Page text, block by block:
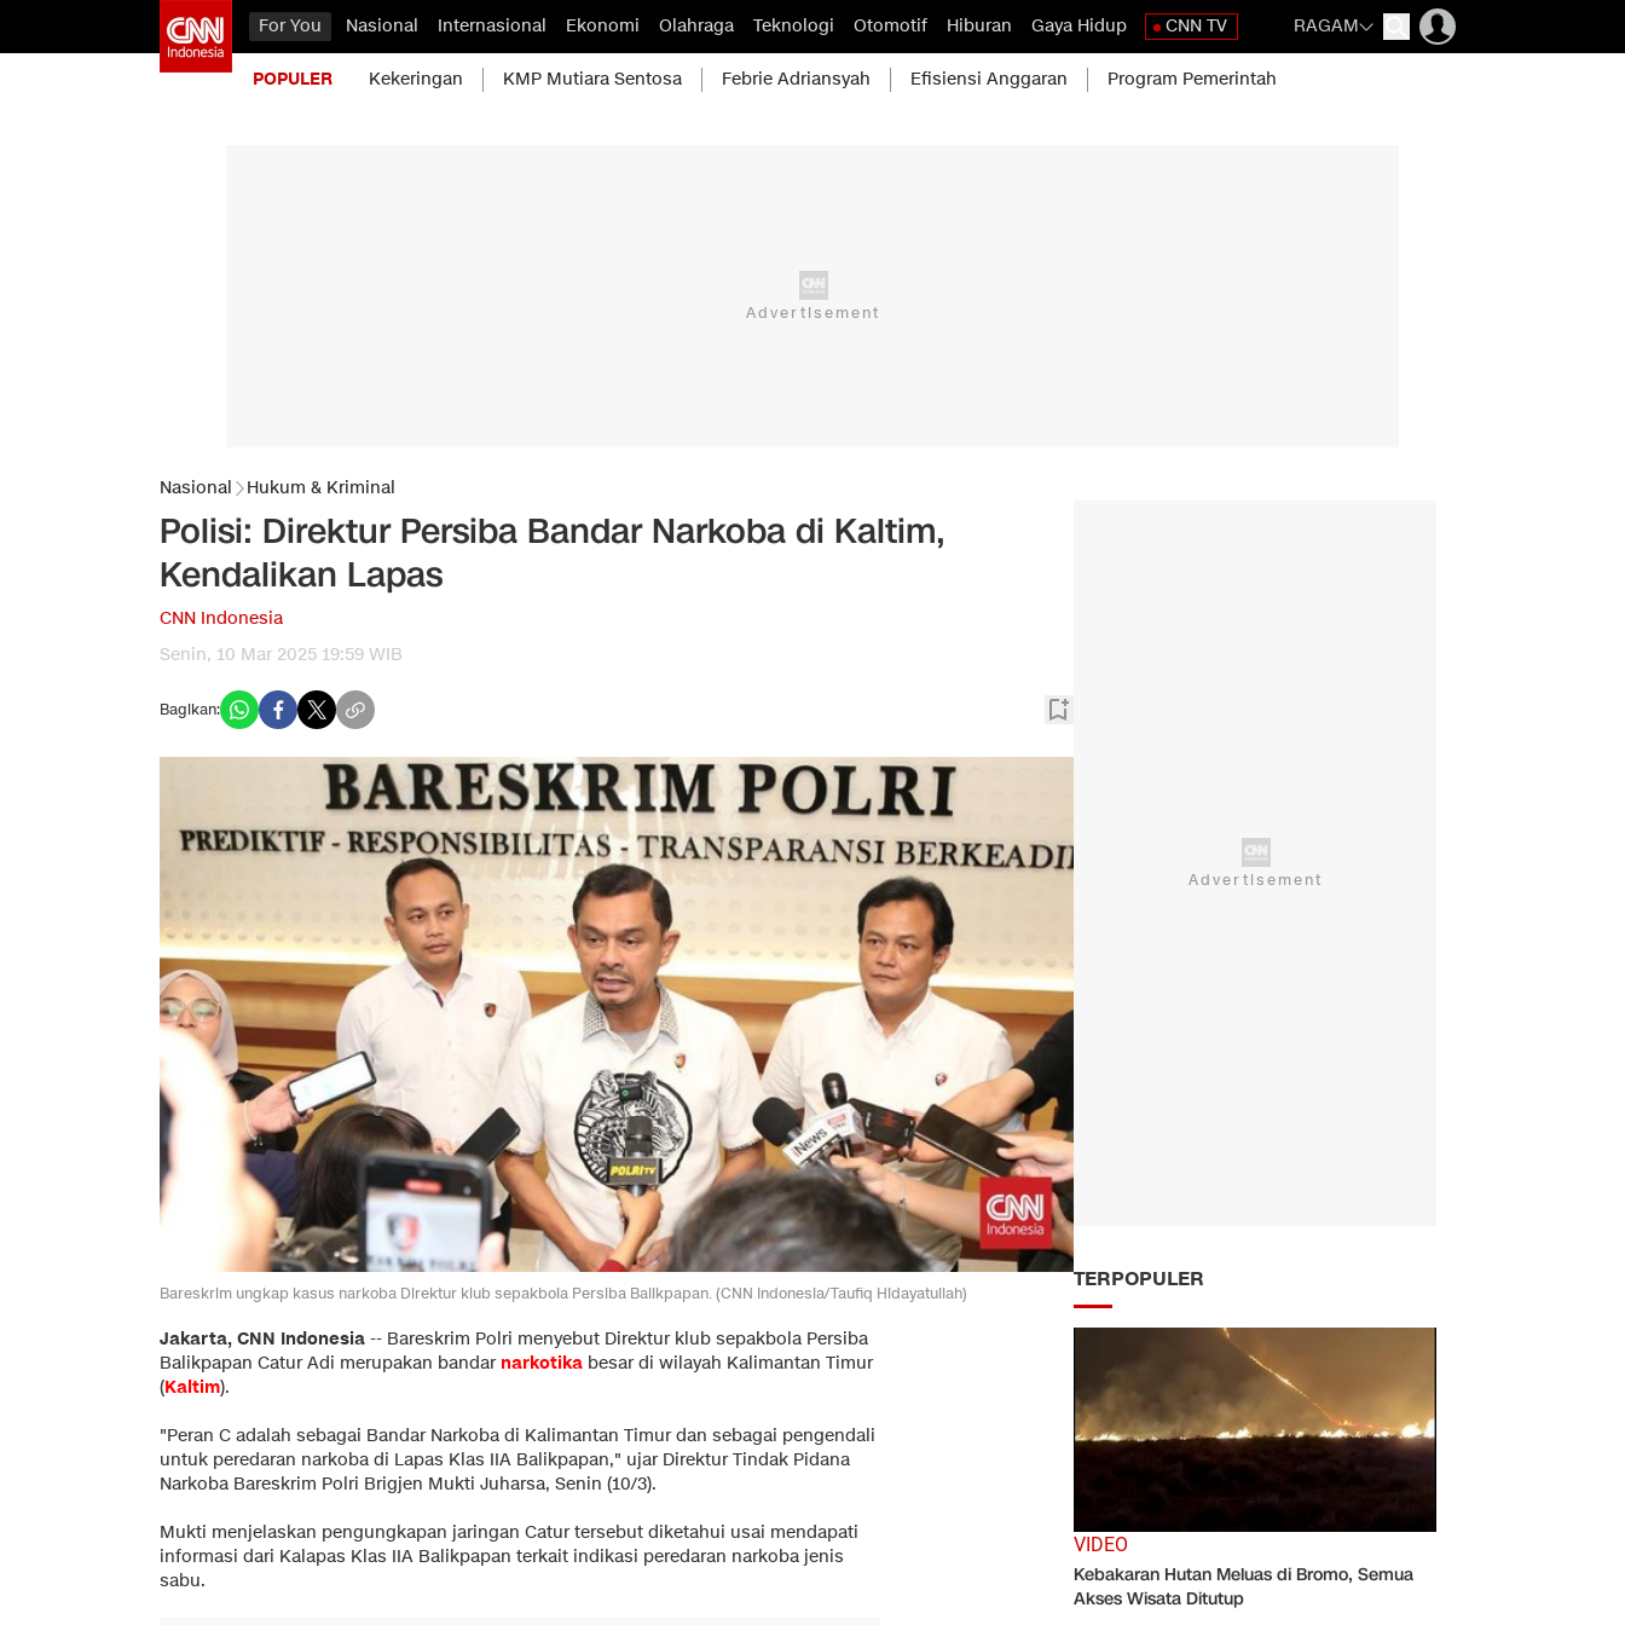
For You Nasional Internasional Ekonomi Olahraga Teknologi Otomotif Hiburan Gaya Hidup CNN TV RAGAM
POPULER Kekeringan KMP Mutiara Sentosa Febrie Adriansyah Efisiensi Anggaran Program Pemerintah
Nasional Hukum & Kriminal
Polisi: Direktur Persiba Bandar Narkoba di Kaltim,
Kendalikan Lapas
CNN Indonesia
Senin, 10 Mar 2025 19:59 WIB
Bagikan:
Bareskrim ungkap kasus narkoba Direktur klub sepakbola Persiba Balikpapan. (CNN Indonesia/Taufiq Hidayatullah)
Jakarta, CNN Indonesia -- Bareskrim Polri menyebut Direktur klub sepakbola Persiba
Balikpapan Catur Adi merupakan bandar narkotika besar di wilayah Kalimantan Timur
(Kaltim).
"Peran C adalah sebagai Bandar Narkoba di Kalimantan Timur dan sebagai pengendali
untuk peredaran narkoba di Lapas Klas IIA Balikpapan," ujar Direktur Tindak Pidana
Narkoba Bareskrim Polri Brigjen Mukti Juharsa, Senin (10/3).
Mukti menjelaskan pengungkapan jaringan Catur tersebut diketahui usai mendapati
informasi dari Kalapas Klas IIA Balikpapan terkait indikasi peredaran narkoba jenis
sabu.
TERPOPULER
VIDEO
Kebakaran Hutan Meluas di Bromo, Semua
Akses Wisata Ditutup